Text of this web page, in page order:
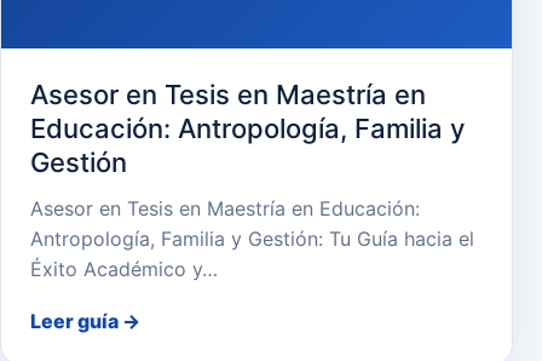
Asesor en Tesis en Maestría en
Educación: Antropología, Familia y
Gestión
Asesor en Tesis en Maestría en Educación:
Antropología, Familia y Gestión: Tu Guía hacia el
Éxito Académico y…
Leer guía →